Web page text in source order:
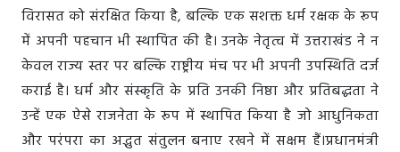
विरासत को संरक्षित किया है, बल्कि एक सशक्त धर्म रक्षक के रूप
में अपनी पहचान भी स्थापित की है। उनके नेतृत्व में उत्तराखंड ने न
केवल राज्य स्तर पर बल्कि राष्ट्रीय मंच पर भी अपनी उपस्थिति दर्ज
कराई है। धर्म और संस्कृति के प्रति उनकी निष्ठा और प्रतिबद्धता ने
उन्हें एक ऐसे राजनेता के रूप में स्थापित किया है जो आधुनिकता
और परंपरा का अद्भुत संतुलन बनाए रखने में सक्षम हैं।प्रधानमंत्री